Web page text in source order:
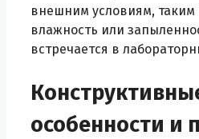
внешним условиям,
влажность или
встречается в
особенности и